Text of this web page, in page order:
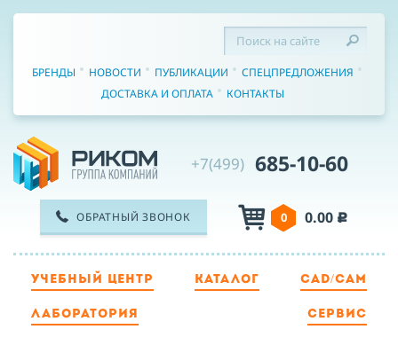
БРЕНДЫ НОВОСТИ ПУБЛИКАЦИИ
СПЕЦПРЕДЛОЖЕНИЯ
ДОСТАВКА И ОПЛАТА
КОНТАКТЫ
+7(499) 685-10-60
ОБРАТНЫЙ ЗВОНОК 0 0.00 c
УЧЕБНЫЙ ЦЕНТР КАТАЛОГ CAD/CAM
ЛАБОРАТОРИЯ СЕРВИС